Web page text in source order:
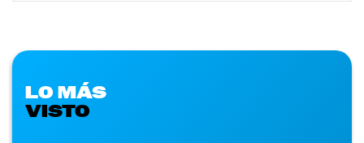
LO MÁS
VISTO